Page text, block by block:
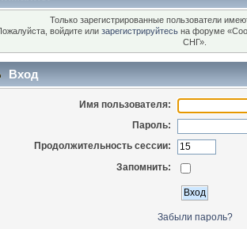
Только зарегистрированные пользователи
войдите или зарегистрируйтесь на форуме
СНГ».
Вход
Имя пользователя:
Пароль:
Продолжительность сессии:
Запомнить:
Забыли пароль?